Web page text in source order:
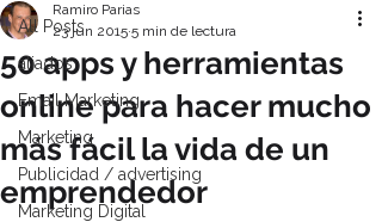
All Posts
aliados
Email Marketing
Marketing
Publicidad / advertising
Marketing Digital
50 apps y herramientas
online para hacer mucho
más fácil la vida de un
emprendedor
Ramiro Parias
23 jun 2015 5 min de lectura